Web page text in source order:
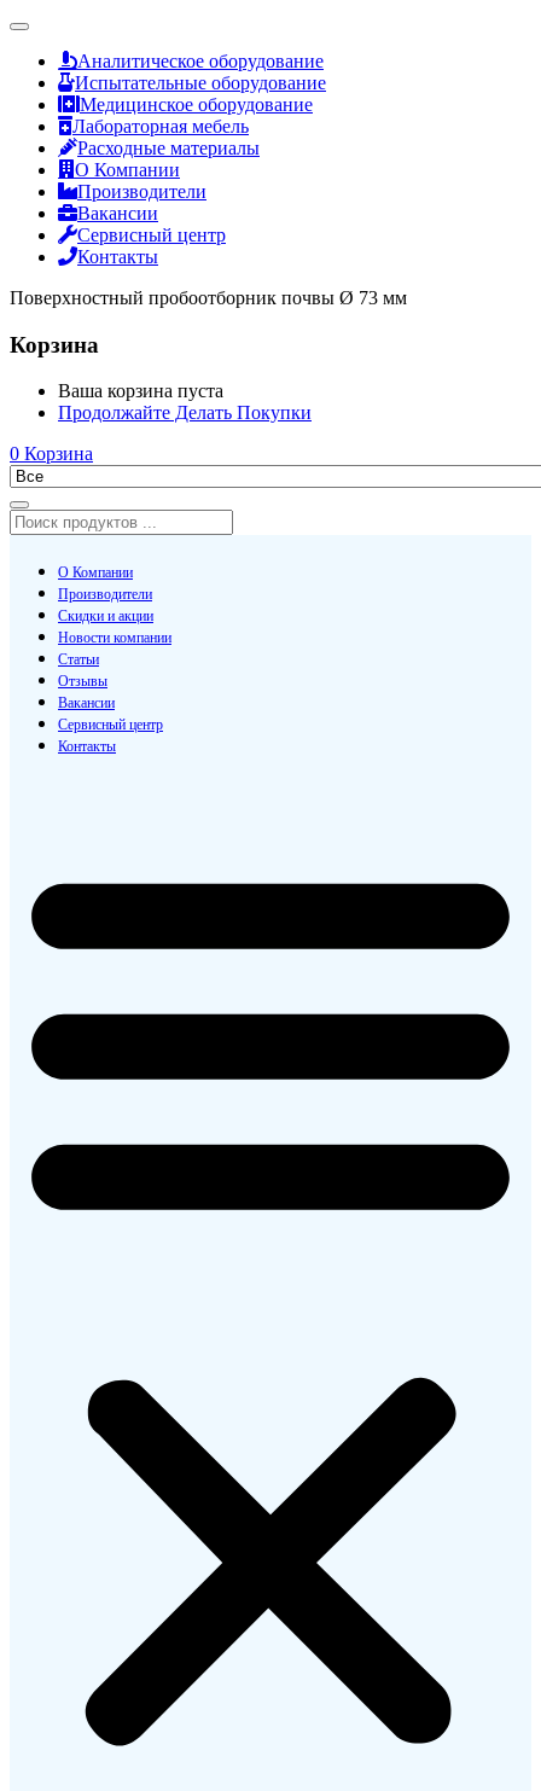
Аналитическое оборудование
Испытательные оборудование
Медицинское оборудование
Лабораторная мебель
Расходные материалы
О Компании
Производители
Вакансии
Сервисный центр
Контакты
Поверхностный пробоотборник почвы Ø 73 мм
Корзина
Ваша корзина пуста
Продолжайте Делать Покупки
0 Корзина
О Компании
Производители
Скидки и акции
Новости компании
Статьи
Отзывы
Вакансии
Сервисный центр
Контакты